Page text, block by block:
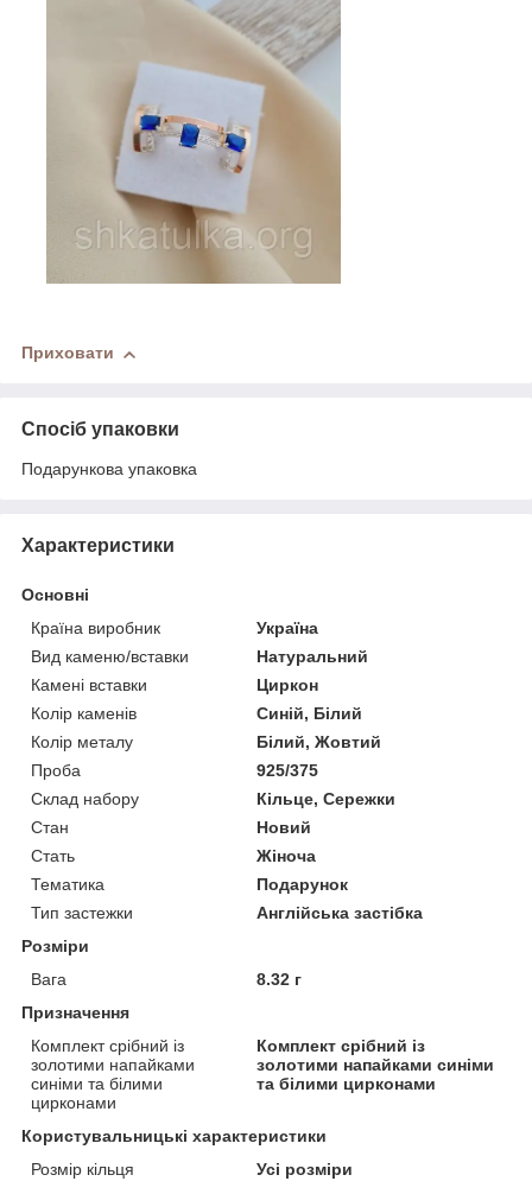
Приховати
Спосіб упаковки
Подарункова упаковка
Характеристики
Основні
Країна виробник
Україна
Вид каменю/вставки
Натуральний
Камені вставки
Циркон
Колір каменів
Синій, Білий
Колір металу
Білий, Жовтий
Проба
925/375
Склад набору
Кільце, Сережки
Стан
Новий
Стать
Жіноча
Тематика
Подарунок
Тип застежки
Англійська застібка
Розміри
Вага
8.32 г
Призначення
Комплект срібний із
золотими напайками
синіми та білими
цирконами
Комплект срібний із
золотими напайками синіми
та білими цирконами
Користувальницькі характеристики
Розмір кільця
Усі розміри